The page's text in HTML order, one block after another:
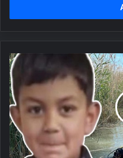
Cumali'yi
arama
çalışmalarında
2'nci
gün:
Terlik
bulundu